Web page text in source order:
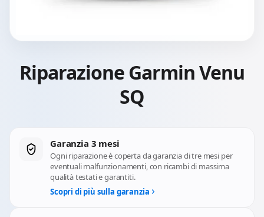
Riparazione Garmin Venu
SQ
Garanzia 3 mesi
Ogni riparazione è coperta da garanzia di tre mesi per
eventuali malfunzionamenti, con ricambi di massima
qualità testati e garantiti.
Scopri di più sulla garanzia